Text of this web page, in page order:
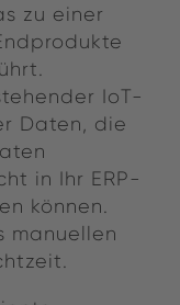
zu einer
IoT-
Daten, die
in Ihr ERP-
können.
manuellen